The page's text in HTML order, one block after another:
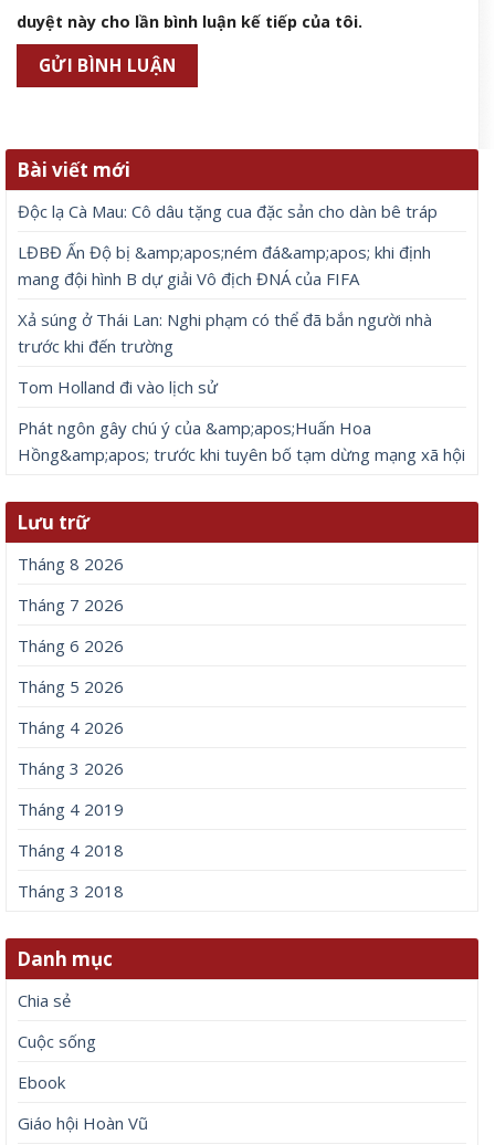
duyệt này cho lần bình luận kế tiếp của tôi.
Bài viết mới
Độc lạ Cà Mau: Cô dâu tặng cua đặc sản cho dàn bê tráp
LĐBĐ Ấn Độ bị &amp;apos;ném đá&amp;apos; khi định
mang đội hình B dự giải Vô địch ĐNÁ của FIFA
Xả súng ở Thái Lan: Nghi phạm có thể đã bắn người nhà
trước khi đến trường
Tom Holland đi vào lịch sử
Phát ngôn gây chú ý của &amp;apos;Huấn Hoa
Hồng&amp;apos; trước khi tuyên bố tạm dừng mạng xã hội
Lưu trữ
Tháng 8 2026
Tháng 7 2026
Tháng 6 2026
Tháng 5 2026
Tháng 4 2026
Tháng 3 2026
Tháng 4 2019
Tháng 4 2018
Tháng 3 2018
Danh mục
Chia sẻ
Cuộc sống
Ebook
Giáo hội Hoàn Vũ